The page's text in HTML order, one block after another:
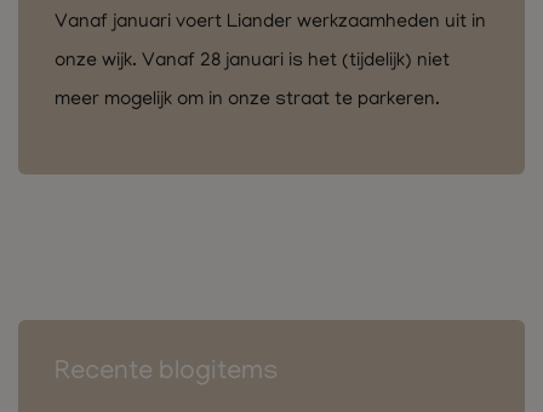
Vanaf januari voert Liander werkzaamheden uit in
onze wijk. Vanaf 28 januari is het (tijdelijk) niet
meer mogelijk om in onze straat te parkeren.
Recente blogitems